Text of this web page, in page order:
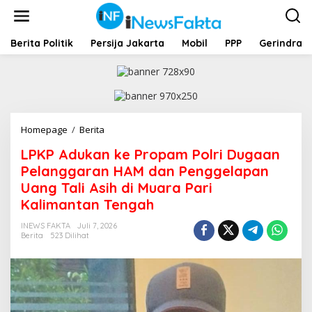
t
Berita Politik Persija Jakarta Mobil PPP Gerindra
Homepage / Berita
K
P
A
d
u
a
o
LPKP Adukan ke Propam Polri Dugaan
Pelanggaran HAM dan Penggelapan
Uang Tali Asih di Muara Pari
Kalimantan Tengah
INEWS FAKTA
Juli 7, 2026
Berita
523 Dilihat